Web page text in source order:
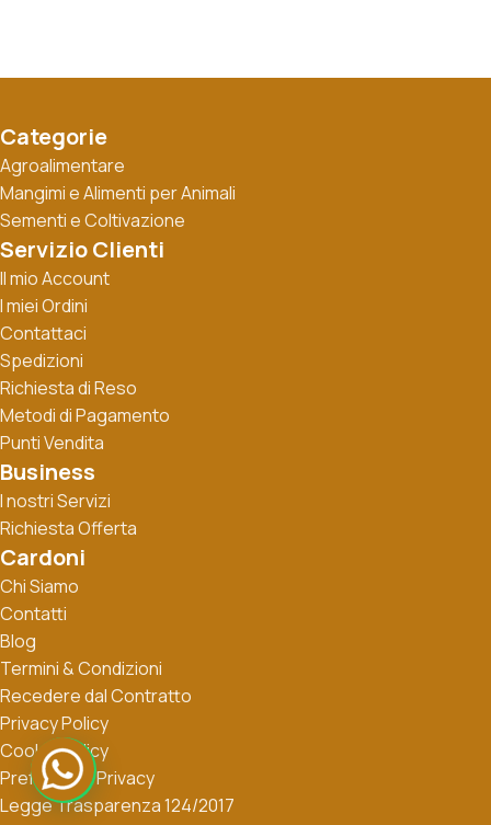
Categorie
Agroalimentare
Mangimi e Alimenti per Animali
Sementi e Coltivazione
Servizio Clienti
Il mio Account
I miei Ordini
Contattaci
Spedizioni
Richiesta di Reso
Metodi di Pagamento
Punti Vendita
Business
I nostri Servizi
Richiesta Offerta
Cardoni
Chi Siamo
Contatti
Blog
Termini & Condizioni
Recedere dal Contratto
Privacy Policy
Cookie Policy
Preferenze Privacy
Legge Trasparenza 124/2017